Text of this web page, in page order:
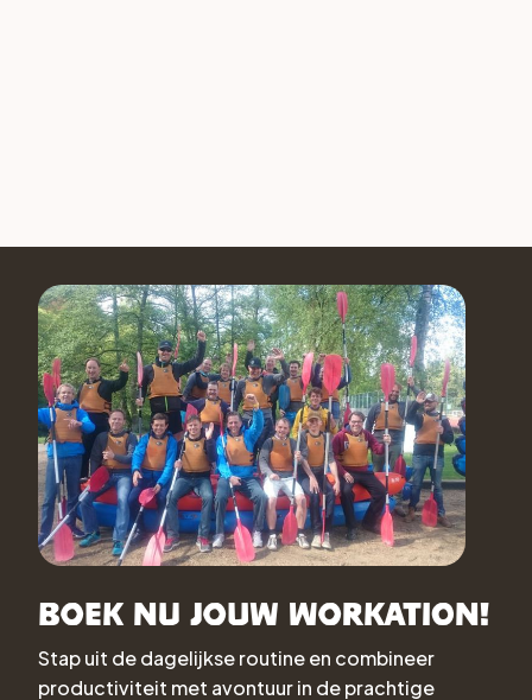
Boek nu jouw workation!
Stap uit de dagelijkse routine en combineer
productiviteit met avontuur in de prachtige